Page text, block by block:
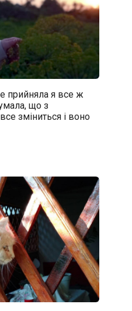
прийняла я все ж
що з
зміниться і воно